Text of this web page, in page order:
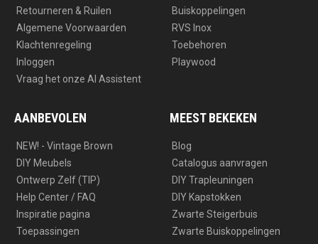
Retourneren & Ruilen
Algemene Voorwaarden
Klachtenregeling
Inloggen
Vraag het onze AI Assistent
Buiskoppelingen
RVS Inox
Toebehoren
Playwood
AANBEVOLEN
NEW! - Vintage Brown
DIY Meubels
Ontwerp Zelf (TIP)
Help Center / FAQ
Inspiratie pagina
Toepassingen
MEEST BEKEKEN
Blog
Catalogus aanvragen
DIY Trapleuningen
DIY Kapstokken
Zwarte Steigerbuis
Zwarte Buiskoppelingen